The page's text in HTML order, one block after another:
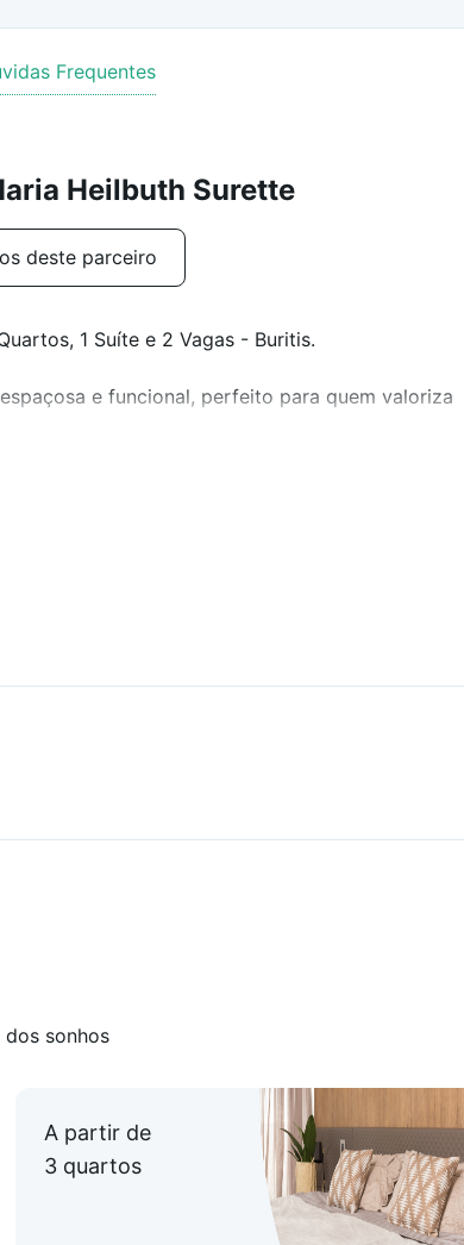
Frequentes
Heilbuth Surette
deste parceiro
1 Suíte e 2 Vagas - Buritis.
e funcional, perfeito para quem valoriza
excelente iluminação e ventilação natural.
bancadas em granito e piso em cerâmica. 3
sonhos
A partir de
3 quartos